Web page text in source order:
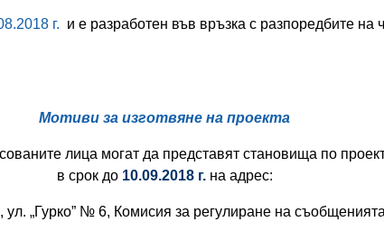
г. и е разработен във връзка с разпоредбите на
Мотиви за изготвяне на проекта
лица могат да представят становища по
в срок до 10.09.2018 г.на адрес:
ул. „Гурко” № 6, Комисия за регулиране на